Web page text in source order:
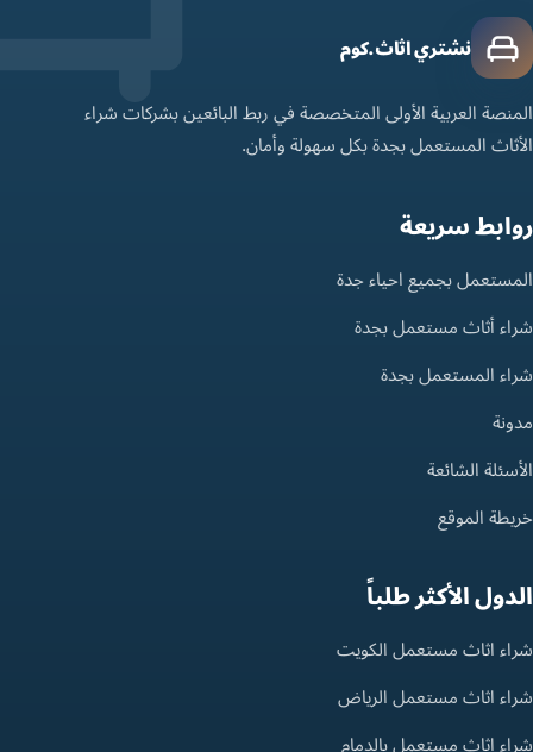
نشتري اثاث.كوم
المنصة العربية الأولى المتخصصة في ربط البائعين بشركات شراء
الأثاث المستعمل بجدة بكل سهولة وأمان.
روابط سريعة
المستعمل بجميع احياء جدة
شراء أثاث مستعمل بجدة
شراء المستعمل بجدة
مدونة
الأسئلة الشائعة
خريطة الموقع
الدول الأكثر طلباً
شراء اثاث مستعمل الكويت
شراء اثاث مستعمل الرياض
شراء اثاث مستعمل بالدمام